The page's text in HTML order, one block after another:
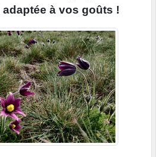
à vos goûts !